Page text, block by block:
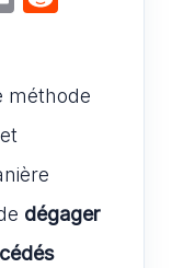
l
di
méthode
dégager